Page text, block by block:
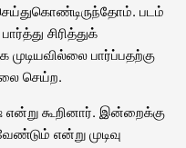
செய்துகொண்டிருந்தோம். படம்
சிரித்துக்
பார்ப்பதற்கு
செய்ற.
கூறினார். இன்றைக்கு
என்று முடிவு